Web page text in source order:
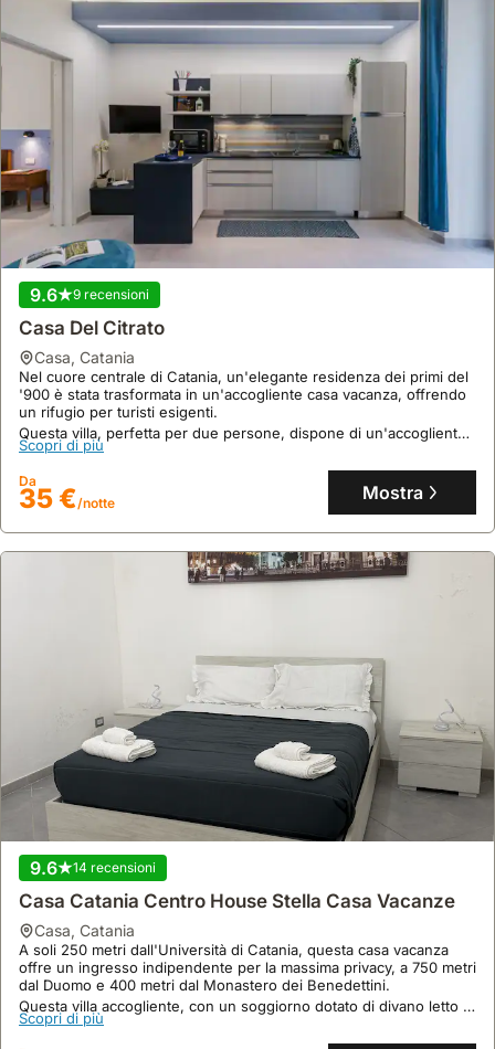
9.6 9 recensioni
Casa Del Citrato
casa, Catania
Nel cuore centrale di Catania, un'elegante residenza dei primi del
'900 è stata trasformata in un'accogliente casa vacanza, offrendo
un rifugio per turisti esigenti.
Questa villa, perfetta per due persone, dispone di un'accogliente
camera da letto matrimoniale con bagno privato, un soggiorno con
divano letto doppio e una cucina attrezzata, arricchita da Wi-Fi,
aria condizionata e un'esclusiva fornitura giornaliera di uova
fresche.
Scopri di più
Da
35 €/notte Mostra
9.6 14 recensioni
Casa Catania Centro House Stella Casa Vacanze
casa, Catania
A soli 250 metri dall'Università di Catania, questa casa vacanza
offre un ingresso indipendente per la massima privacy, a 750 metri
dal Duomo e 400 metri dal Monastero dei Benedettini.
Questa villa accogliente, con un soggiorno dotato di divano letto e
una camera da letto confortevole, può ospitare fino a 5 persone e
Scopri di più